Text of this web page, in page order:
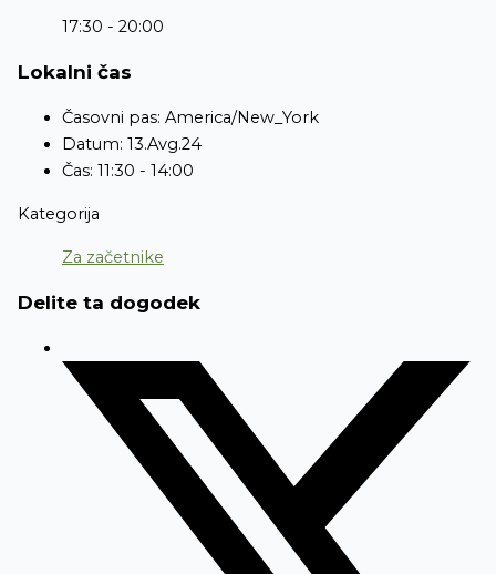
17:30 - 20:00
Lokalni čas
Časovni pas: America/New_York
Datum: 13.Avg.24
Čas: 11:30 - 14:00
Kategorija
Za začetnike
Delite ta dogodek